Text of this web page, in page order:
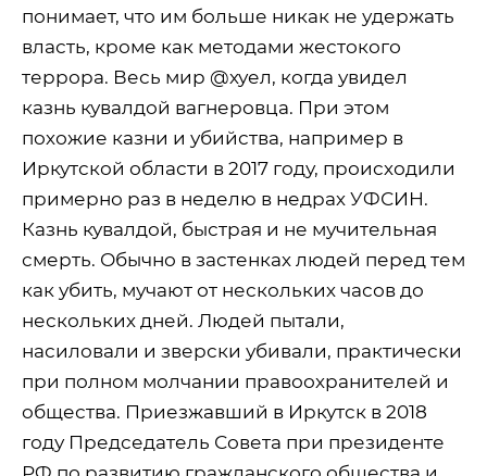
понимает, что им больше никак не удержать
власть, кроме как методами жестокого
террора. Весь мир @хуел, когда увидел
казнь кувалдой вагнеровца. При этом
похожие казни и убийства, например в
Иркутской области в 2017 году, происходили
примерно раз в неделю в недрах УФСИН.
Казнь кувалдой, быстрая и не мучительная
смерть. Обычно в застенках людей перед тем
как убить, мучают от нескольких часов до
нескольких дней. Людей пытали,
насиловали и зверски убивали, практически
при полном молчании правоохранителей и
общества. Приезжавший в Иркутск в 2018
году Председатель Совета при президенте